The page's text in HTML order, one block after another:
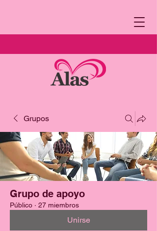
Grupos
Grupo de apoyo
Público · 27 miembros
Unirse